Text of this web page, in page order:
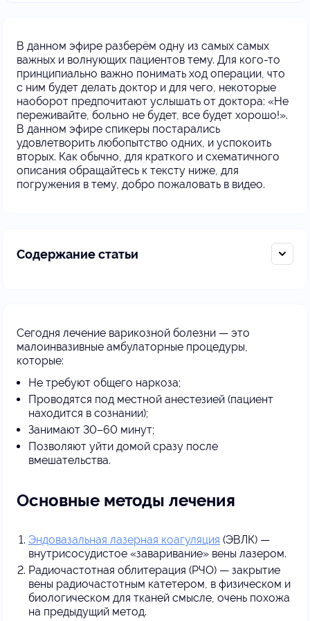
В данном эфире разберём одну из самых самых
важных и волнующих пациентов тему. Для кого-то
принципиально важно понимать ход операции, что
с ним будет делать доктор и для чего, некоторые
наоборот предпочитают услышать от доктора: «Не
переживайте, больно не будет, все будет хорошо!».
В данном эфире спикеры постарались
удовлетворить любопытство одних, и успокоить
вторых. Как обычно, для краткого и схематичного
описания обращайтесь к тексту ниже, для
погружения в тему, добро пожаловать в видео.
Содержание статьи
Сегодня лечение варикозной болезни — это
малоинвазивные амбулаторные процедуры,
которые:
Не требуют общего наркоза;
Проводятся под местной анестезией (пациент
находится в сознании);
Занимают 30–60 минут;
Позволяют уйти домой сразу после
вмешательства.
Основные методы лечения
Эндовазальная лазерная коагуляция (ЭВЛК) —
внутрисосудистое «заваривание» вены лазером.
Радиочастотная облитерация (РЧО) — закрытие
вены радиочастотным катетером, в физическом и
биологическом для тканей смысле, очень похожа
на предыдущий метод.